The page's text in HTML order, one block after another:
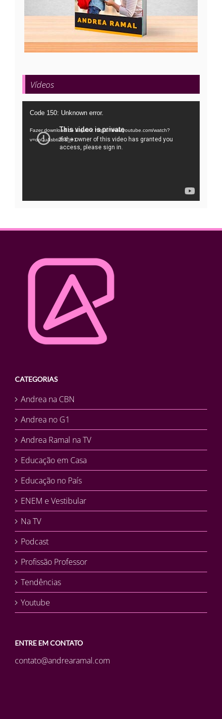
Vídeos
Tocador
vídeo
Code 150: Unknown error.
Fazer download do arquivo: https://www.youtube.com/watch?
v=oo0uAsbti28&_=1
CATEGORIAS
Andrea na CBN
Andrea no G1
Andrea Ramal na TV
Educação em Casa
Educação no País
ENEM e Vestibular
Na TV
Podcast
Profissão Professor
Tendências
Youtube
ENTRE EM CONTATO
contato@andrearamal.com